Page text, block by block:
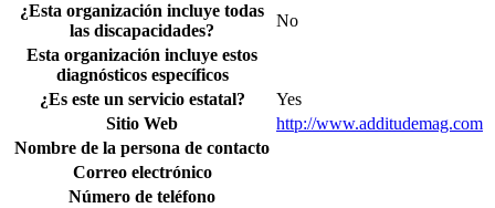
¿Esta organización incluye todas
las discapacidades?
No
Esta organización incluye estos
diagnósticos específicos
¿Es este un servicio estatal?
Yes
Sitio Web
http://www.additudemag.com
Nombre de la persona de contacto
Correo electrónico
Número de teléfono